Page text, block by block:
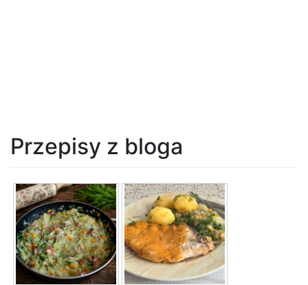
Przepisy z bloga